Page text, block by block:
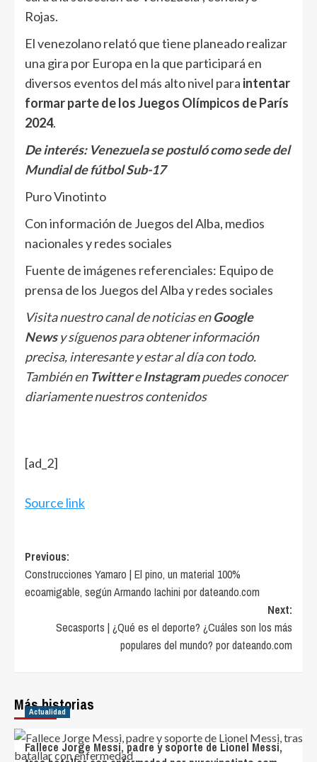
Rojas.
El venezolano relató que tiene planeado realizar
una gira por Europa en la que participará en
diversos eventos del más alto nivel para intentar
formar parte de los Juegos Olímpicos de París
2024.
De interés: Venezuela se postuló como sede del
Mundial de fútbol Sub-17
Puro Vinotinto
Con información de Juegos del Alba, medios
nacionales y redes sociales
Fuente de imágenes referenciales: Equipo de
prensa de los Juegos del Alba y redes sociales
Visita nuestro canal de noticias enGoogle
Newsy síguenos para obtener información
precisa, interesante y estar al día con todo.
También en TwittereInstagrampuedes conocer
diariamente nuestros contenidos
[ad_2]
Source link
Post
navigation
Previous:
Construcciones Yamaro | El pino, un material 100%
ecoamigable, según Armando Iachini por dateando.com
Next:
Secasports | ¿Qué es el deporte? ¿Cuáles son los más
populares del mundo? por dateando.com
Más historias
Actualidad
Fallece Jorge Messi, padre y soporte de Lionel Messi,